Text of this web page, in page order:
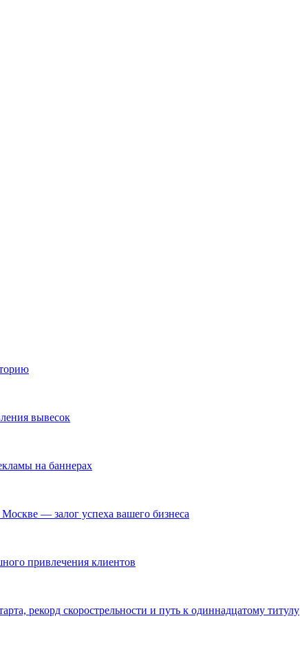
вывесок
на баннерах
— залог успеха вашего бизнеса
привлечения клиентов
рекорд скорострельности и путь к одиннадцатому титулу